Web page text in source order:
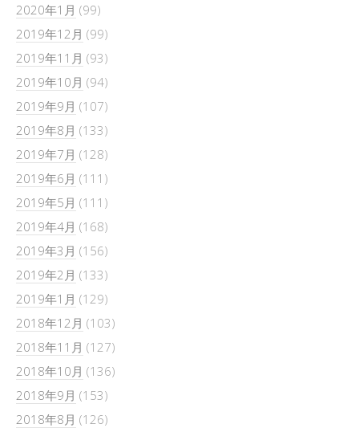
2020年1月 (99)
2019年12月 (99)
2019年11月 (93)
2019年10月 (94)
2019年9月 (107)
2019年8月 (133)
2019年7月 (128)
2019年6月 (111)
2019年5月 (111)
2019年4月 (168)
2019年3月 (156)
2019年2月 (133)
2019年1月 (129)
2018年12月 (103)
2018年11月 (127)
2018年10月 (136)
2018年9月 (153)
2018年8月 (126)